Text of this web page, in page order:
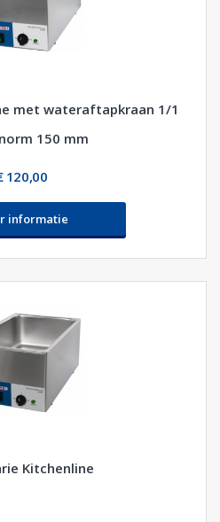
met wateraftapkraan 1/1
150 mm
120,00
informatie
Kitchenline